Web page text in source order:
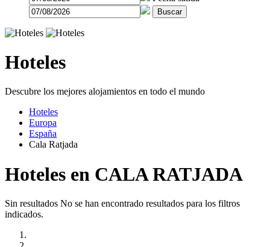
Buscar
Hoteles
Descubre los mejores alojamientos en todo el mundo
Hoteles
Europa
España
Cala Ratjada
Hoteles en CALA RATJADA
Sin resultados No se han encontrado resultados para los filtros
indicados.